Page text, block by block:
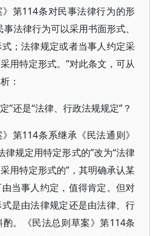
》第114条对民事法律行为的形
法律行为可以采用书面形式、
；法律规定或者当事人约定采
用特定形式。”对此条文，可从
：
”还是“法律、行政法规规定”？
》第114条系继承《民法通则》
律规定用特定形式的”改为“法律
用特定形式的”，其明确承认某
当事人约定，值得肯定。但对
是由法律规定还是由法律、行
。《民法总则草案》第114条